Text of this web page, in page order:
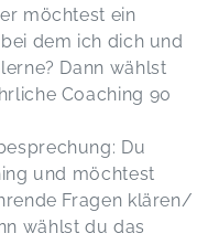
möchtest ein
dem ich dich und
Dann wählst
Coaching 90
Du
und möchtest
Fragen klären/
wählst du das